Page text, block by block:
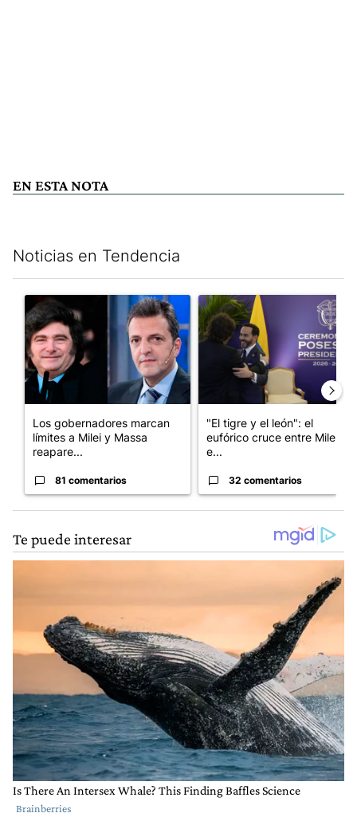
EN ESTA NOTA
Noticias en Tendencia
Un artículo de tendencia con el título "Los gobernadores
Los gobernadores marcan
límites a Milei y Massa
reapare...
81 comentarios
Un artículo de tendencia con
"El tigre y el león": el
eufórico cruce entre Milei y
e...
32 comentarios